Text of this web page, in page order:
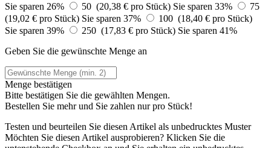
Sie sparen 26%
50 (20,38 € pro Stück) Sie sparen 33%
75
(19,02 € pro Stück) Sie sparen 37%
100 (18,40 € pro Stück)
Sie sparen 39%
250 (17,83 € pro Stück) Sie sparen 41%
Geben Sie die gewünschte Menge an
Menge bestätigen
Bitte bestätigen Sie die gewählten Mengen.
Bestellen Sie mehr und Sie zahlen nurpro Stück!
Testen und beurteilen Sie diesen Artikel als unbedrucktes Muster
Möchten Sie diesen Artikel ausprobieren? Klicken Sie die